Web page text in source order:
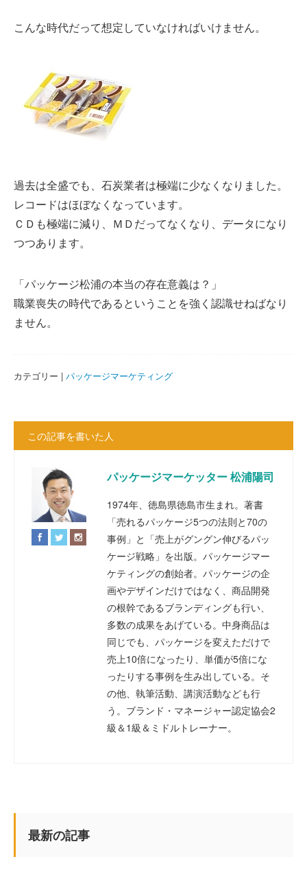
こんな時代だって想定していなければいけません。
過去は全盛でも、石炭業者は極端に少なくなりました。
レコードはほぼなくなっています。
ＣＤも極端に減り、ＭＤだってなくなり、データになり
つつあります。
「パッケージ松浦の本当の存在意義は？」
職業喪失の時代であるということを強く認識せねばなり
ません。
カテゴリー | パッケージマーケティング
この記事を書いた人
パッケージマーケッター 松浦陽司
1974年、徳島県徳島市生まれ。著書
「売れるパッケージ5つの法則と70の
事例」と「売上がグングン伸びるパッ
ケージ戦略」を出版。パッケージマー
ケティングの創始者。パッケージの企
画やデザインだけではなく、商品開発
の根幹であるブランディングも行い、
多数の成果をあげている。中身商品は
同じでも、パッケージを変えただけで
売上10倍になったり、単価が5倍にな
ったりする事例を生み出している。そ
の他、執筆活動、講演活動なども行
う。ブランド・マネージャー認定協会2
級＆1級＆ミドルトレーナー。
最新の記事